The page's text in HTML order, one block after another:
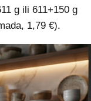
g ili 611+150 g
1,79 €).